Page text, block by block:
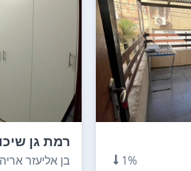
1%
רמת גן
בן אליעזר אריה